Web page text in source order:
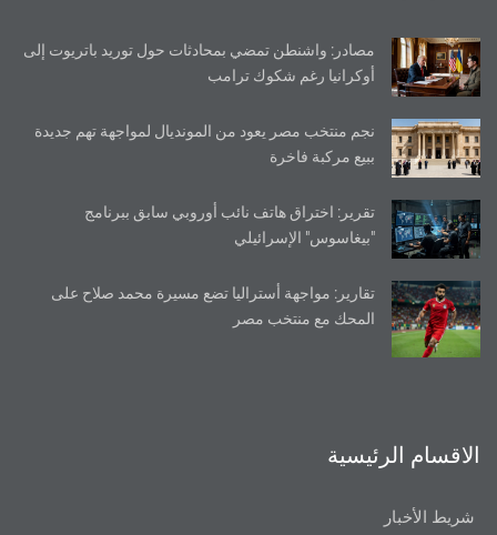
مصادر: واشنطن تمضي بمحادثات حول توريد باتريوت إلى
أوكرانيا رغم شكوك ترامب
نجم منتخب مصر يعود من المونديال لمواجهة تهم جديدة
ببيع مركبة فاخرة
تقرير: اختراق هاتف نائب أوروبي سابق ببرنامج
"بيغاسوس" الإسرائيلي
تقارير: مواجهة أستراليا تضع مسيرة محمد صلاح على
المحك مع منتخب مصر
الاقسام الرئيسية
شريط الأخبار